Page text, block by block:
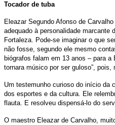
Tocador de tuba
Eleazar Segundo Afonso de
adequado à personalidade marcante
Fortaleza. Pode-se imaginar o que
não fosse, segundo ele mesmo
biógrafos falam em 13 anos – para
tornara músico por ser guloso”,
Um testemunho curioso do início da
dos esportes e da cultura. Ele
flauta. E resolveu dispensá-lo do
O maestro Eleazar de Carvalho,